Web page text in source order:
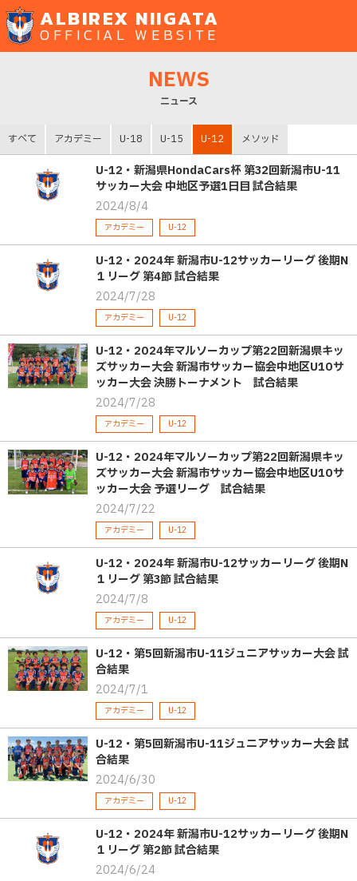
ALBIREX NIIGATA
OFFICIAL WEBSITE
NEWS
ニュース
すべて アカデミー U-18 U-15 U-12 メソッド
U-12・新潟県HondaCars杯 第32回新潟市U-11
サッカー大会 中地区予選1日目 試合結果
2024/8/4
アカデミー U-12
U-12・2024年 新潟市U-12サッカーリーグ 後期N
１リーグ 第4節 試合結果
2024/7/28
アカデミー U-12
U-12・2024年マルソーカップ第22回新潟県キッ
ズサッカー大会 新潟市サッカー協会中地区U10サ
ッカー大会 決勝トーナメント 試合結果
2024/7/28
アカデミー U-12
U-12・2024年マルソーカップ第22回新潟県キッ
ズサッカー大会 新潟市サッカー協会中地区U10サ
ッカー大会 予選リーグ 試合結果
2024/7/22
アカデミー U-12
U-12・2024年 新潟市U-12サッカーリーグ 後期N
１リーグ 第3節 試合結果
2024/7/8
アカデミー U-12
U-12・第5回新潟市U-11ジュニアサッカー大会 試
合結果
2024/7/1
アカデミー U-12
U-12・第5回新潟市U-11ジュニアサッカー大会 試
合結果
2024/6/30
アカデミー U-12
U-12・2024年 新潟市U-12サッカーリーグ 後期N
１リーグ 第2節 試合結果
2024/6/24